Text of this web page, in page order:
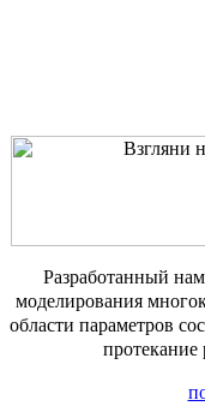
Разработанный
моделирования
области параметров
протекание